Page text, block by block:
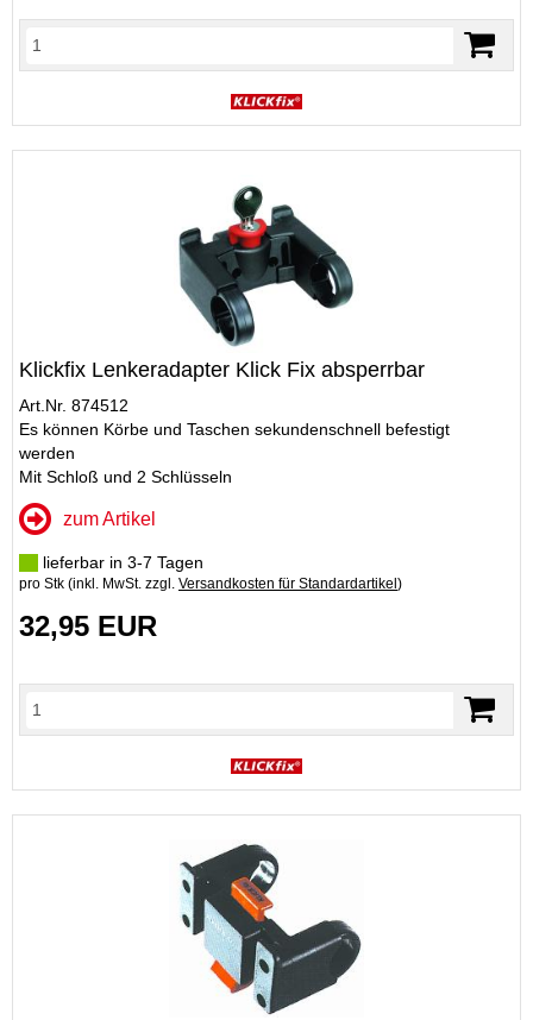
Klickfix Lenkeradapter Klick Fix absperrbar
Art.Nr. 874512
Es können Körbe und Taschen sekundenschnell befestigt
werden
Mit Schloß und 2 Schlüsseln
zum Artikel
lieferbar in 3-7 Tagen
pro Stk (inkl. MwSt. zzgl. Versandkosten für Standardartikel)
32,95 EUR